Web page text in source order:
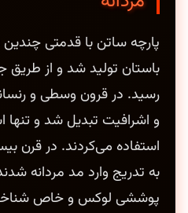
پارچه ساتن با قدمتی چندین
باستان تولید شد و از طریق
رسید. در قرون وسطی و
و اشرافیت تبدیل شد و تنها
استفاده می‌کردند. در قرن
به تدریج وارد مد مردانه
پوششی لوکس و خاص